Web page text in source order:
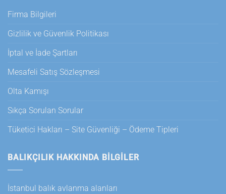
Firma Bilgileri
Gizlilik ve Güvenlik Politikası
İptal ve İade Şartları
Mesafeli Satış Sözleşmesi
Olta Kamışı
Sıkça Sorulan Sorular
Tüketici Hakları – Site Güvenliği – Ödeme Tipleri
BALIKÇILIK HAKKINDA BILGILER
İstanbul balık avlanma alanları